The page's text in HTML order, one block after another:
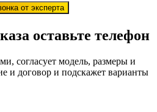
от эксперта
оставьте телефон
согласует модель, размеры и
и договор и подскажет варианты